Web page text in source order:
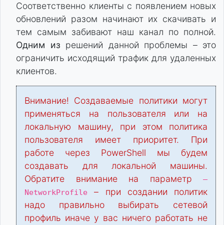
Соответственно клиенты с появлением новых
обновлений разом начинают их скачивать и
тем самым забивают наш канал по полной.
Одним из решений данной проблемы – это
ограничить исходящий трафик для удаленных
клиентов.
Внимание! Создаваемые политики могут
применяться на пользователя или на
локальную машину, при этом политика
пользователя имеет приоритет. При
работе через PowerShell мы будем
создавать для локальной машины.
Обратите внимание на параметр –
NetworkProfile
– при создании политик
надо правильно выбирать сетевой
профиль иначе у вас ничего работать не